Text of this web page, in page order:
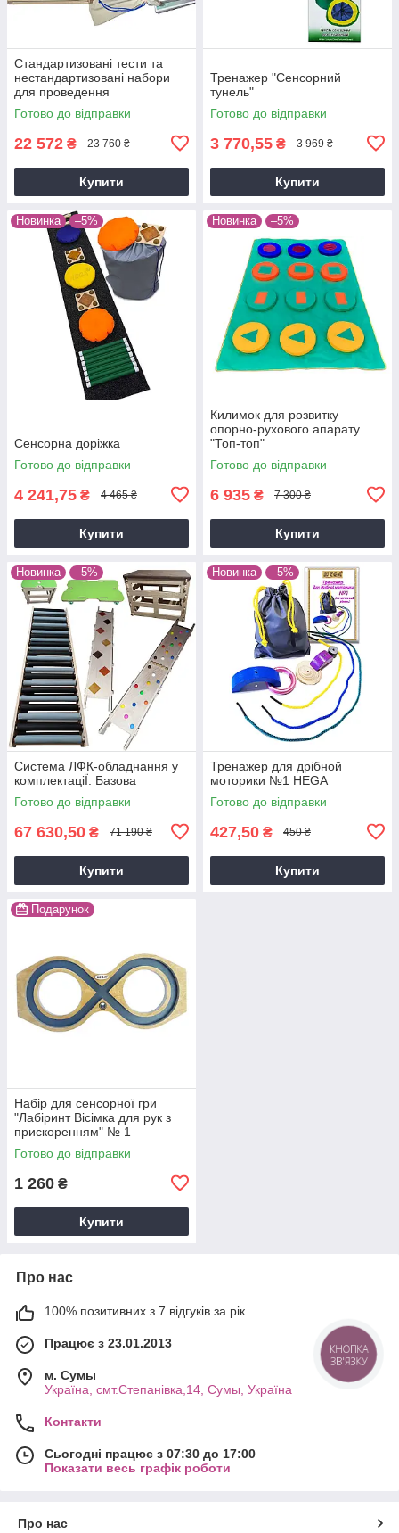
Стандартизованi тести та
нестандартизованi набори
для проведення
терапевтичного
оцiнювання.Сенсорний
Готово до відправки
22 572 ₴ 23 760 ₴
Купити
Тренажер "Сенсорний
тунель"
Готово до відправки
3 770,55 ₴ 3 969 ₴
Купити
Новинка –5%
Сенсорна доріжка
Готово до відправки
4 241,75 ₴ 4 465 ₴
Купити
Новинка –5%
Килимок для розвитку
опорно-рухового апарату
"Топ-топ"
Готово до відправки
6 935 ₴ 7 300 ₴
Купити
Новинка –5%
Система ЛФК-обладнання у
комплектацiЇ. Базова
Готово до відправки
67 630,50 ₴ 71 190 ₴
Купити
Новинка –5%
Тренажер для дрібной
моторики №1 HEGA
Готово до відправки
427,50 ₴ 450 ₴
Купити
Подарунок
Набiр для сенсорної гри
"Лабіринт Вісімка для рук з
прискоренням" № 1
Готово до відправки
1 260 ₴
Купити
Про нас
100% позитивних з 7 відгуків за рік
Працює з 23.01.2013
м. Cумы
Україна, смт.Степанівка,14, Cумы, Україна
Контакти
Сьогодні працює з 07:30 до 17:00
Показати весь графік роботи
Про нас
КНОПКА
ЗВ'ЯЗКУ